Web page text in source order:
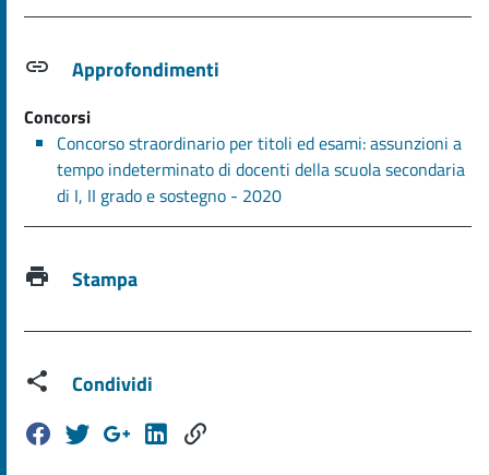
Approfondimenti
Concorsi
Concorso straordinario per titoli ed esami: assunzioni a
tempo indeterminato di docenti della scuola secondaria
di I, II grado e sostegno - 2020
Stampa
Condividi